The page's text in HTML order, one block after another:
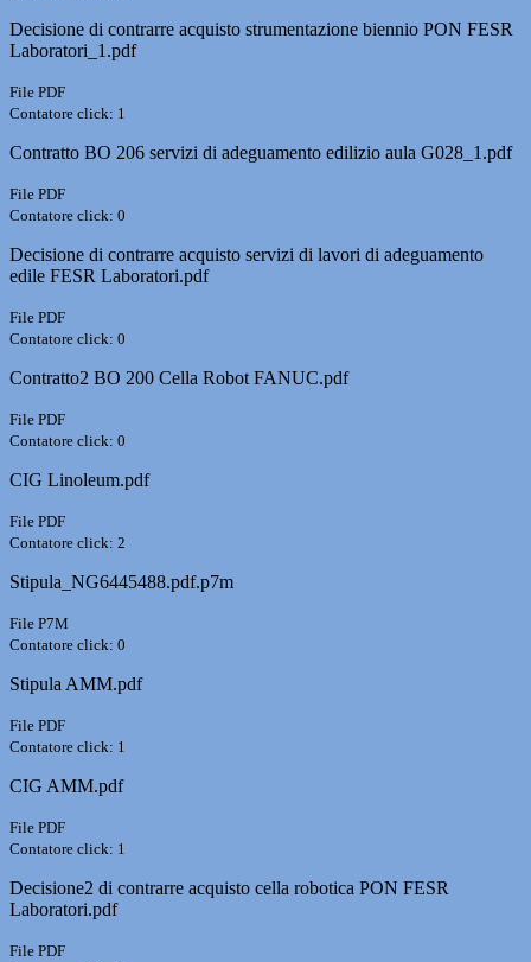
Decisione di contrarre acquisto strumentazione biennio PON FESR
Laboratori_1.pdf
File PDF
Contatore click: 1
Contratto BO 206 servizi di adeguamento edilizio aula G028_1.pdf
File PDF
Contatore click: 0
Decisione di contrarre acquisto servizi di lavori di adeguamento
edile FESR Laboratori.pdf
File PDF
Contatore click: 0
Contratto2 BO 200 Cella Robot FANUC.pdf
File PDF
Contatore click: 0
CIG Linoleum.pdf
File PDF
Contatore click: 2
Stipula_NG6445488.pdf.p7m
File P7M
Contatore click: 0
Stipula AMM.pdf
File PDF
Contatore click: 1
CIG AMM.pdf
File PDF
Contatore click: 1
Decisione2 di contrarre acquisto cella robotica PON FESR
Laboratori.pdf
File PDF